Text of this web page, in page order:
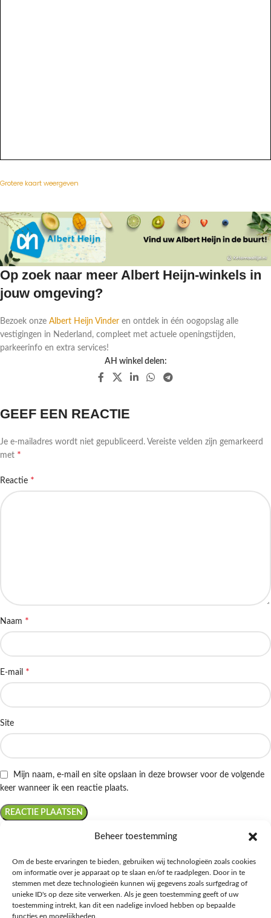
Beheer toestemming
Om de beste ervaringen te bieden, gebruiken wij technologieën zoals cookies
om informatie over je apparaat op te slaan en/of te raadplegen. Door in te
stemmen met deze technologieën kunnen wij gegevens zoals surfgedrag of
unieke ID's op deze site verwerken. Als je geen toestemming geeft of uw
toestemming intrekt, kan dit een nadelige invloed hebben op bepaalde
functies en mogelijkheden.
Grotere kaart weergeven
Op zoek naar meer Albert Heijn-winkels in
jouw omgeving?
Bezoek onze Albert Heijn Vinder en ontdek in één oogopslag alle
vestigingen in Nederland, compleet met actuele openingstijden,
parkeerinfo en extra services!
AH winkel delen:
GEEF EEN REACTIE
Je e-mailadres wordt niet gepubliceerd. Vereiste velden zijn gemarkeerd
met *
Reactie *
Naam *
E-mail *
Site
Mijn naam, e-mail en site opslaan in deze browser voor de volgende
keer wanneer ik een reactie plaats.
Ontdek de beste keto-vriendelijke keuzes van Albert Heijn, verrijk je
kennis met onze diepgaande blogs over het keto-dieet, en deel jouw
favoriete keto recepten in onze bruisende online gemeenschap!